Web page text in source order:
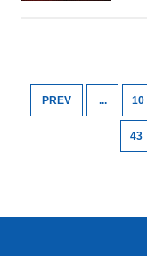
PREV ... 10
43